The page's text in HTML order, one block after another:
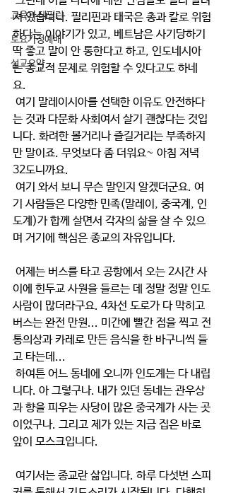
교육과 테필린
토요가정예배
설교요약
져 있습니다. 필리핀과 태국은 총과 칼로 위험
하다는 이야기가 있고, 베트남은 사기당하기
딱 좋고 말이 안 통한다고 하고, 인도네시아
는 종교적 문제로 위험할 수 있다고도 하네
요.
는 것과 다문화 사회여서 살기 괜찮다는 것입
니다. 화려한 볼거리나 즐길거리는 부족하지
만 말이죠. 무엇보다 좀 더워요~ 아침 저녁
32도니까요.
기 사람들은 다양한 민족(말레이, 중국계, 인
도계)가 합께 살면서 각자의 삶을 살 수 있으
며 거기에 핵심은 종교의 자유입니다.
이에 힌두교 사원을 들르는 데 정말 정말 인도
사람이 많더라구요. 4차선 도로가 다 막히고
버스는 완전 만원... 미간에 빨간 점을 찍고 전
통의상과 카레로 만든 음식을 한 바구니씩 들
고 타는데...
니다. 아 그렇구나. 내가 있던 동네는 관우상
과 향을 피우는 사당이 많은 중국계가 사는 곳
이었구나. 그리고 제가 있는 지금 집은 바로
앞이 모스크입니다.